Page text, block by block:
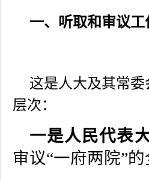
一、听取和审议工
这是人大及其常
层次：
一是人民代表
审议“一府两院”